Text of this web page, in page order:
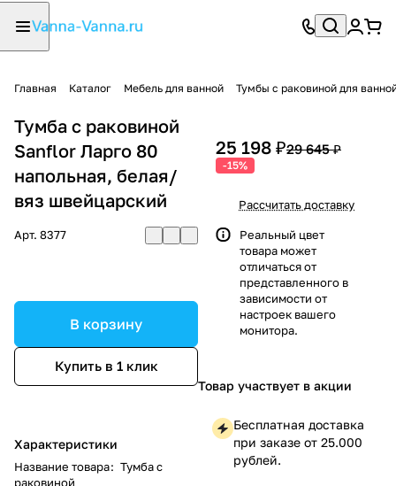
Главная Каталог Мебель для ванной Тумбы с раковиной для
Тумба с раковиной
Sanflor Ларго 80
напольная, белая/
вяз швейцарский
Арт. 8377
В корзину
Купить в 1 клик
Характеристики
Название товара: Тумба с
раковиной
25 198 ₽29 645 ₽
-15%
Рассчитать доставку
Реальный цвет
товара может
отличаться от
представленного в
зависимости от
настроек вашего
монитора.
Товар участвует в акции
Бесплатная доставка
при заказе от 25.000
рублей.